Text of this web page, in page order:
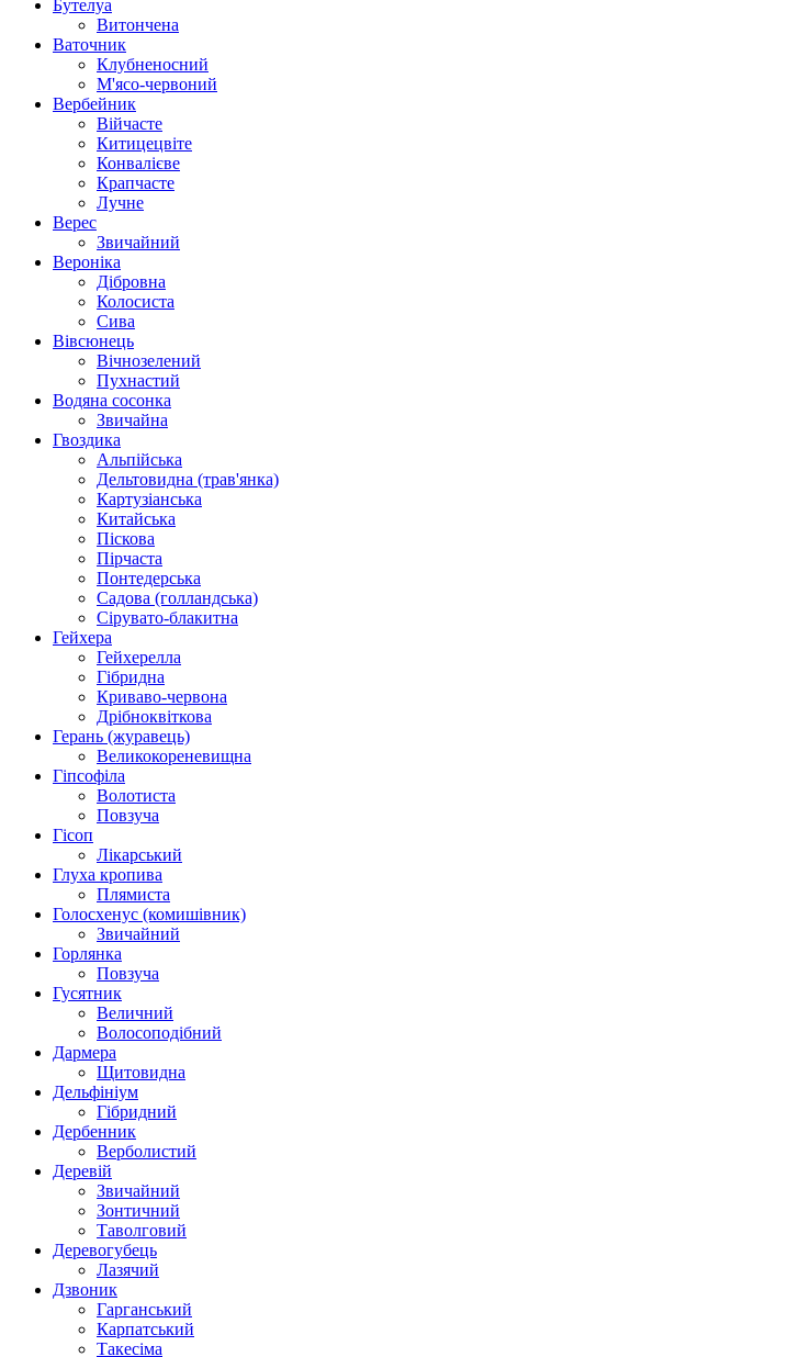
Бутелуа
Витончена
Ваточник
Клубненосний
М'ясо-червоний
Вербейник
Війчасте
Китицецвіте
Конвалієве
Крапчасте
Лучне
Верес
Звичайний
Вероніка
Дібровна
Колосиста
Сива
Вівсюнець
Вічнозелений
Пухнастий
Водяна сосонка
Звичайна
Гвоздика
Альпійська
Дельтовидна (трав'янка)
Картузіанська
Китайська
Піскова
Пірчаста
Понтедерська
Садова (голландська)
Сірувато-блакитна
Гейхера
Гейхерелла
Гібридна
Криваво-червона
Дрібноквіткова
Герань (журавець)
Великокореневищна
Гіпсофіла
Волотиста
Повзуча
Гісоп
Лікарський
Глуха кропива
Плямиста
Голосхенус (комишівник)
Звичайний
Горлянка
Повзуча
Гусятник
Величний
Волосоподібний
Дармера
Щитовидна
Дельфініум
Гібридний
Дербенник
Верболистий
Деревій
Звичайний
Зонтичний
Таволговий
Деревогубець
Лазячий
Дзвоник
Гарганський
Карпатський
Такесіма